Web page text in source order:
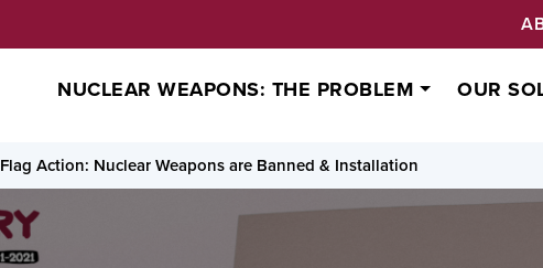
NUCLEAR WEAPONS: THE PROBLEM OUR
Flag Action: Nuclear Weapons are Banned & Installation